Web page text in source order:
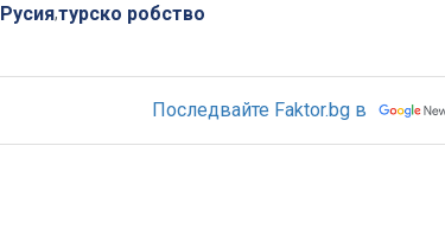
Русия,турско робство
Последвайте Faktor.bg в